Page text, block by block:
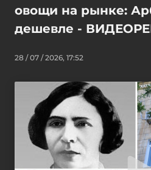
овощи на рынке:
дешевле -
28 / 07 / 2026, 17:52